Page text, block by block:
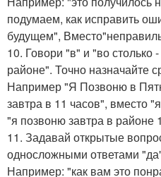
подумаем, как исправить
будущем",
10. Говори "в" и "во столько
районе". Точно назначайте
Например "Я Позвоню в
завтра в 11 часов", вместо
"я позвоню завтра в районе
11. Задавай открытые
односложными ответами
Например: "как вам это